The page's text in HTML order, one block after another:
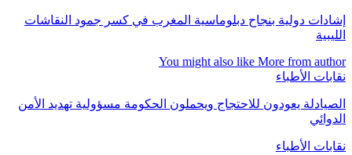
إشادات دولية بنجاح دبلوماسية المغرب في كسر جمود النقاشات
الليبية
You might also like More from author
نقابات الأطباء
الصيادلة يعودون للاحتجاج ويحملون الحكومة مسؤولية تهديد الأمن
الدوائي
نقابات الأطباء